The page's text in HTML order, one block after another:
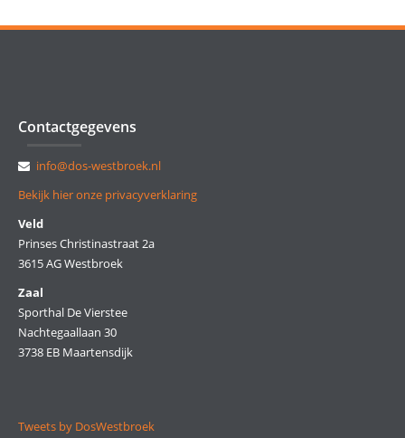
Contactgegevens
info@dos-westbroek.nl
Bekijk hier onze privacyverklaring
Veld
Prinses Christinastraat 2a
3615 AG Westbroek
Zaal
Sporthal De Vierstee
Nachtegaallaan 30
3738 EB Maartensdijk
Tweets by DosWestbroek